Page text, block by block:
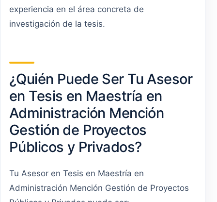
experiencia en el área concreta de
investigación de la tesis.
¿Quién Puede Ser Tu Asesor
en Tesis en Maestría en
Administración Mención
Gestión de Proyectos
Públicos y Privados?
Tu Asesor en Tesis en Maestría en
Administración Mención Gestión de Proyectos